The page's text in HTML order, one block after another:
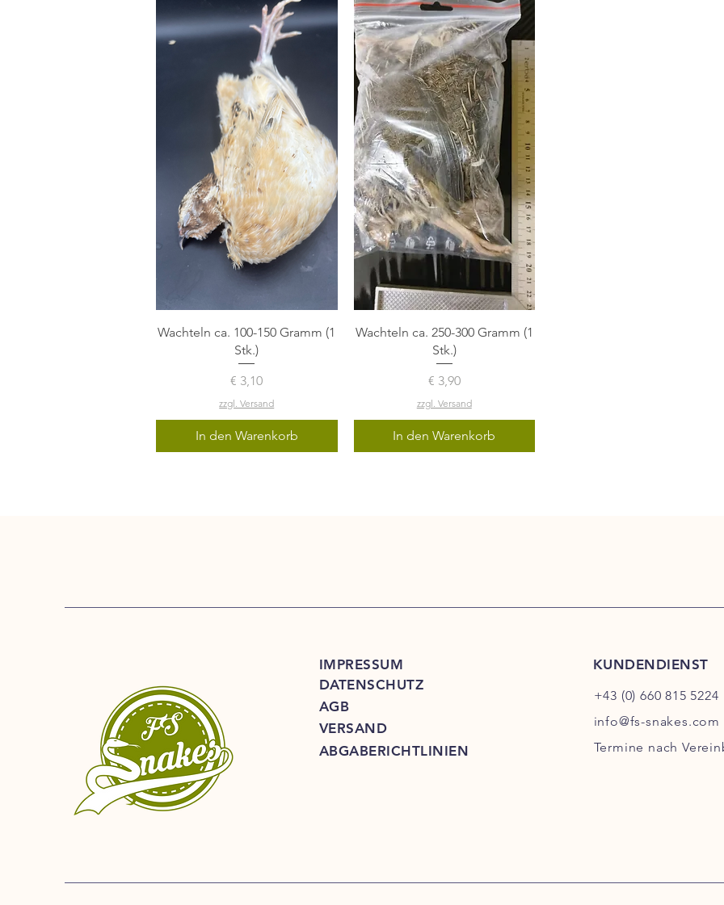
Schnellansicht
Wachteln ca. 100-150 Gramm (1
Stk.)
Preis
€ 3,10
zzgl. Versand
In den Warenkorb
Schnellansicht
Wachteln ca. 250-300 Gramm (1
Stk.)
Preis
€ 3,90
zzgl. Versand
In den Warenkorb
IMPRESSUM
DATENSCHUTZ
AGB
VERSAND
ABGABERICHTLINIEN
KUNDENDIENST
+43 (0) 660 815 5224
info@fs-snakes.com
Termine nach